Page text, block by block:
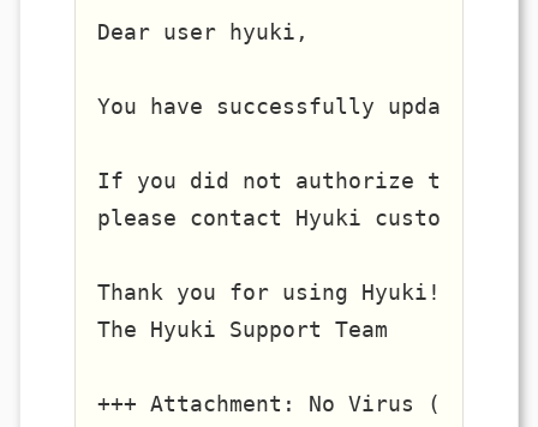
Dear user hyuki,
You have successfully updated
If you did not authorize this
please contact Hyuki customer
Thank you for using Hyuki!
The Hyuki Support Team
+++ Attachment: No Virus (Clean)